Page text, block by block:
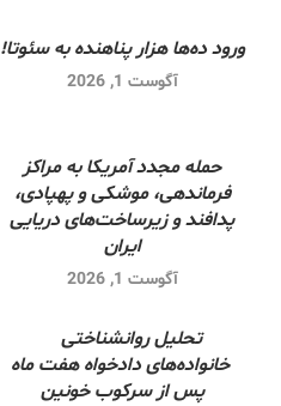
ورود ده‌ها هزار پناهنده به سئوتا!
آگوست 1, 2026
حمله مجدد آمریکا به مراکز
فرماندهی، موشکی و پهپادی،
پدافند و زیرساخت‌های دریایی
ایران
آگوست 1, 2026
تحلیل روانشناختی
خانواده‌های دادخواه هفت ماه
پس از سرکوب خونین